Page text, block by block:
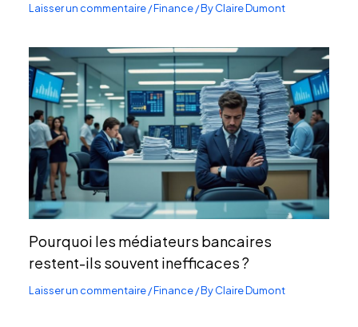
Laisser un commentaire/Finance/ ByClaire Dumont
Pourquoi les médiateurs bancaires
restent-ils souvent inefficaces ?
Laisser un commentaire/Finance/ ByClaire Dumont